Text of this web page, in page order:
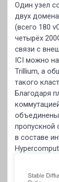
Один узел
двух
(всего 180
четырёх
связи с
ICI можно
Trillium, а
такого
Благодаря
пропускной
в составе